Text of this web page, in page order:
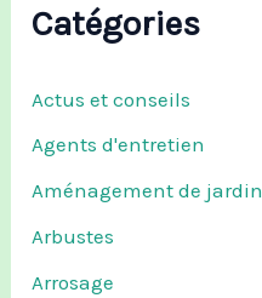
Catégories
Actus et conseils
Agents d'entretien
Aménagement de jardin
Arbustes
Arrosage